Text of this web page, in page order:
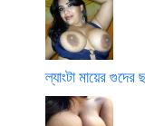
ল্যাংটা মায়ের গুদের